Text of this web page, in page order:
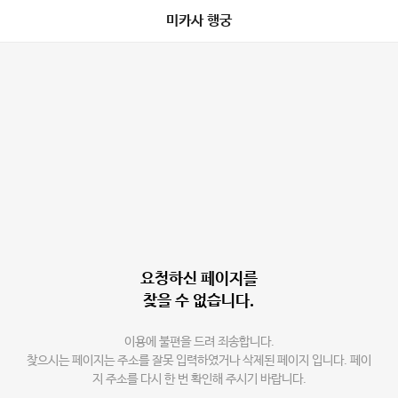
미카사 행궁
요청하신 페이지를
찾을 수 없습니다.
이용에 불편을 드려 죄송합니다.
찾으시는 페이지는 주소를 잘못 입력하였거나 삭제된 페이지 입니다. 페이
지 주소를 다시 한 번 확인해 주시기 바랍니다.